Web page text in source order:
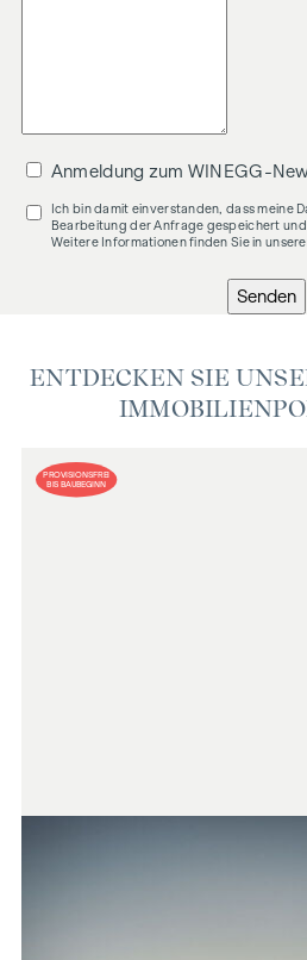
Anmeldung zum WINEGG-
Ich bin damit einverstanden, dass meine
Bearbeitung der Anfrage gespeichert
Weitere Informationen finden Sie in
Senden
ENTDECKEN SIE
PROVISIONSFREI
BIS BAUBEGINN